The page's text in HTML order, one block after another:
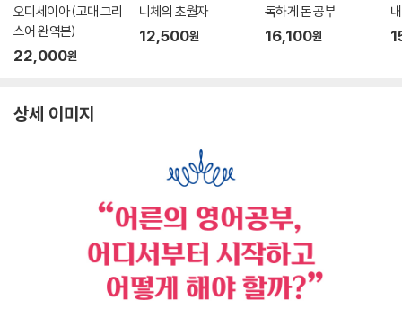
오디세이아 (고대 그리
스어 완역본)
22,000원
니체의 초월자
12,500원
독하게 돈 공부
16,100원
상세 이미지